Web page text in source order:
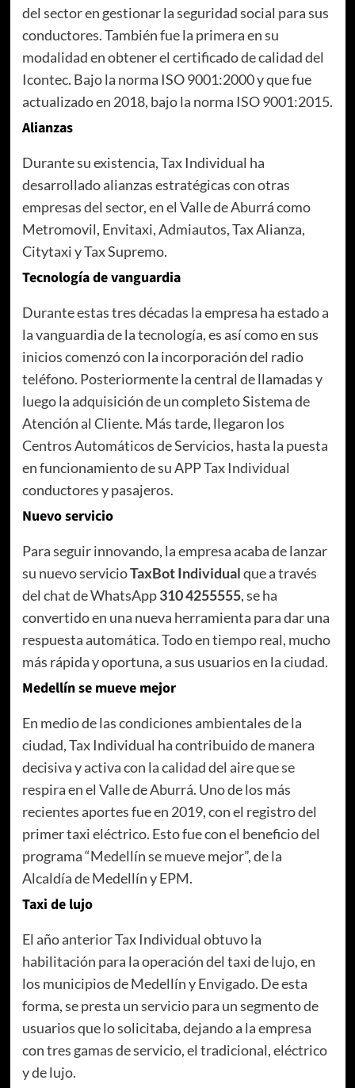
del sector en gestionar la seguridad social para sus
conductores. También fue la primera en su
modalidad en obtener el certificado de calidad del
Icontec. Bajo la norma ISO 9001:2000 y que fue
actualizado en 2018, bajo la norma ISO 9001:2015.
Alianzas
Durante su existencia, Tax Individual ha
desarrollado alianzas estratégicas con otras
empresas del sector, en el Valle de Aburrá como
Metromovil, Envitaxi, Admiautos, Tax Alianza,
Citytaxi y Tax Supremo.
Tecnología de vanguardia
Durante estas tres décadas la empresa ha estado a
la vanguardia de la tecnología, es así como en sus
inicios comenzó con la incorporación del radio
teléfono. Posteriormente la central de llamadas y
luego la adquisición de un completo Sistema de
Atención al Cliente. Más tarde, llegaron los
Centros Automáticos de Servicios, hasta la puesta
en funcionamiento de su APP Tax Individual
conductores y pasajeros.
Nuevo servicio
Para seguir innovando, la empresa acaba de lanzar
su nuevo servicioTaxBot Individualque a través
del chat de WhatsApp310 4255555, se ha
convertido en una nueva herramienta para dar una
respuesta automática. Todo en tiempo real, mucho
más rápida y oportuna, a sus usuarios en la ciudad.
Medellín se mueve mejor
En medio de las condiciones ambientales de la
ciudad, Tax Individual ha contribuido de manera
decisiva y activa con la calidad del aire que se
respira en el Valle de Aburrá. Uno de los más
recientes aportes fue en 2019, con el registro del
primer taxi eléctrico. Esto fue con el beneficio del
programa “Medellín se mueve mejor”, de la
Alcaldía de Medellín y EPM.
Taxi de lujo
El año anterior Tax Individual obtuvo la
habilitación para la operación del taxi de lujo, en
los municipios de Medellín y Envigado. De esta
forma, se presta un servicio para un segmento de
usuarios que lo solicitaba, dejando a la empresa
con tres gamas de servicio, el tradicional, eléctrico
y de lujo.